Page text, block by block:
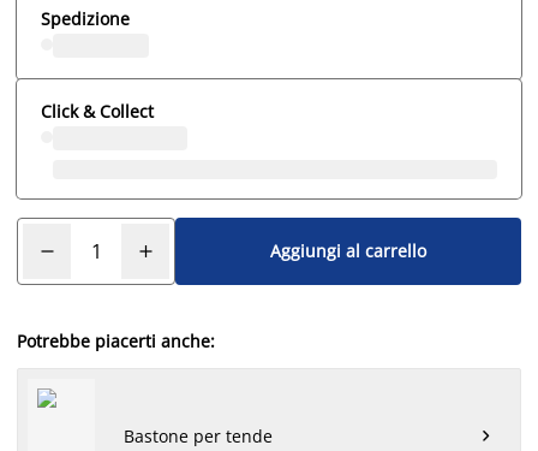
Spedizione
Click & Collect
Aggiungi al carrello
Potrebbe piacerti anche:
Bastone per tende 